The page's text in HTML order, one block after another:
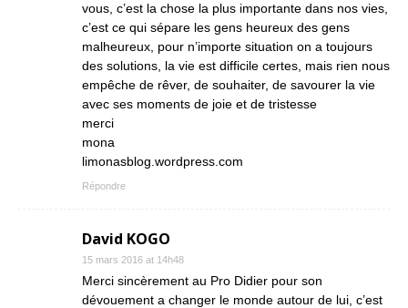
vous, c’est la chose la plus importante dans nos vies,
c’est ce qui sépare les gens heureux des gens
malheureux, pour n’importe situation on a toujours
des solutions, la vie est difficile certes, mais rien nous
empêche de rêver, de souhaiter, de savourer la vie
avec ses moments de joie et de tristesse
merci
mona
limonasblog.wordpress.com
Répondre
David KOGO
15 mars 2016 at 14h48
Merci sincèrement au Pro Didier pour son
dévouement a changer le monde autour de lui, c’est